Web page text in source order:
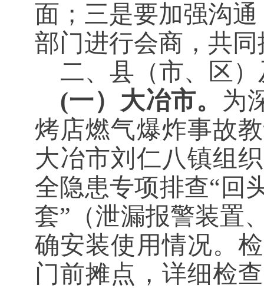
面；三是要加强沟
部门进行会商，共
二、 县（市、区
(一）大冶市。 为
烤店燃气爆炸事故
大冶市刘仁八镇组织
全隐患专项排查“回
套”（泄漏报警装置
确安装使用情况。
门前摊点，详细检